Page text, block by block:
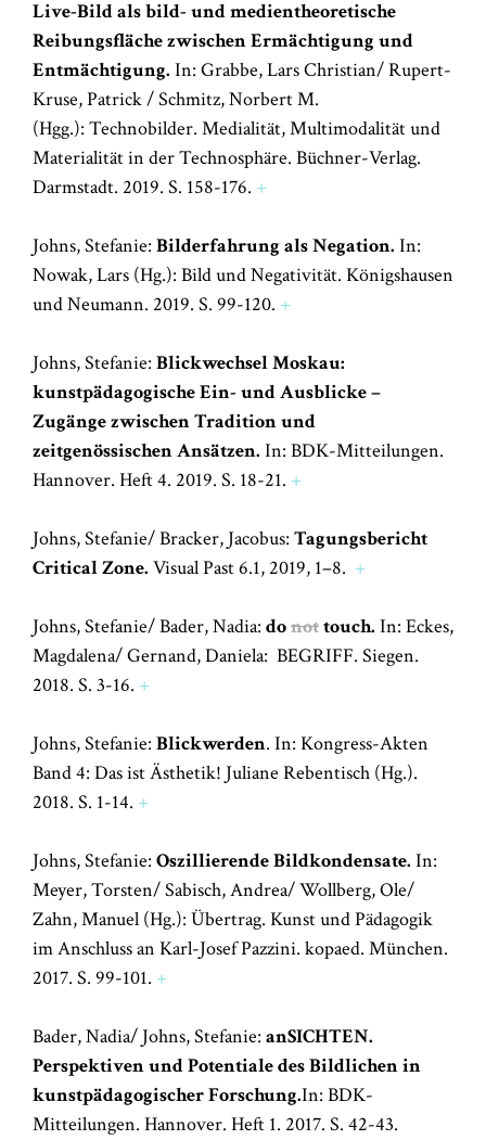
Live-Bild als bild- und medientheoretische
Reibungsfläche zwischen Ermächtigung und
Entmächtigung. In: Grabbe, Lars Christian/ Rupert-
Kruse, Patrick / Schmitz, Norbert M.
(Hgg.): Technobilder. Medialität, Multimodalität und
Materialität in der Technosphäre. Büchner-Verlag.
Darmstadt. 2019. S. 158-176. +
Johns, Stefanie: Bilderfahrung als Negation. In:
Nowak, Lars (Hg.): Bild und Negativität. Königshausen
und Neumann. 2019. S. 99-120. +
Johns, Stefanie: Blickwechsel Moskau:
kunstpädagogische Ein- und Ausblicke –
Zugänge zwischen Tradition und
zeitgenössischen Ansätzen. In: BDK-Mitteilungen.
Hannover. Heft 4. 2019. S. 18-21. +
Johns, Stefanie/ Bracker, Jacobus: Tagungsbericht
Critical Zone. Visual Past 6.1, 2019, 1–8. +
Johns, Stefanie/ Bader, Nadia: donottouch. In: Eckes,
Magdalena/ Gernand, Daniela: BEGRIFF. Siegen.
2018. S. 3-16. +
Johns, Stefanie: Blickwerden. In: Kongress-Akten
Band 4: Das ist Ästhetik! Juliane Rebentisch (Hg.).
2018. S. 1-14. +
Johns, Stefanie: Oszillierende Bildkondensate. In:
Meyer, Torsten/ Sabisch, Andrea/ Wollberg, Ole/
Zahn, Manuel (Hg.): Übertrag. Kunst und Pädagogik
im Anschluss an Karl-Josef Pazzini. kopaed. München.
2017. S. 99-101. +
Bader, Nadia/ Johns, Stefanie: anSICHTEN.
Perspektiven und Potentiale des Bildlichen in
kunstpädagogischer Forschung.In: BDK-
Mitteilungen. Hannover. Heft 1. 2017. S. 42-43.